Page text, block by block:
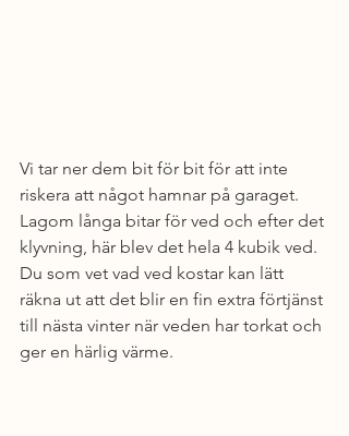
Vi tar ner dem bit för bit för att inte
riskera att något hamnar på garaget.
Lagom långa bitar för ved och efter det
klyvning, här blev det hela 4 kubik ved.
Du som vet vad ved kostar kan lätt
räkna ut att det blir en fin extra förtjänst
till nästa vinter när veden har torkat och
ger en härlig värme.